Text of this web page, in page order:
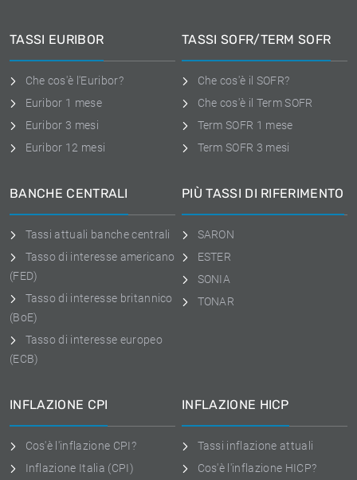
TASSI EURIBOR
Che cos'è l'Euribor?
Euribor 1 mese
Euribor 3 mesi
Euribor 12 mesi
TASSI SOFR/TERM SOFR
Che cos'è il SOFR?
Che cos'è il Term SOFR
Term SOFR 1 mese
Term SOFR 3 mesi
BANCHE CENTRALI
Tassi attuali banche centrali
Tasso di interesse americano
(FED)
Tasso di interesse britannico
(BoE)
Tasso di interesse europeo
(ECB)
PIÙ TASSI DI RIFERIMENTO
SARON
ESTER
SONIA
TONAR
INFLAZIONE CPI
Cos'è l'inflazione CPI?
Inflazione Italia (CPI)
INFLAZIONE HICP
Tassi inflazione attuali
Cos'è l'inflazione HICP?